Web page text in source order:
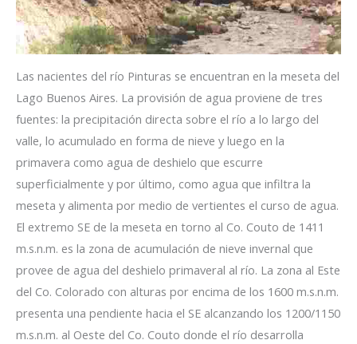
Las nacientes del río Pinturas se encuentran en la meseta del
Lago Buenos Aires. La provisión de agua proviene de tres
fuentes: la precipitación directa sobre el río a lo largo del
valle, lo acumulado en forma de nieve y luego en la
primavera como agua de deshielo que escurre
superficialmente y por último, como agua que infiltra la
meseta y alimenta por medio de vertientes el curso de agua.
El extremo SE de la meseta en torno al Co. Couto de 1411
m.s.n.m. es la zona de acumulación de nieve invernal que
provee de agua del deshielo primaveral al río. La zona al Este
del Co. Colorado con alturas por encima de los 1600 m.s.n.m.
presenta una pendiente hacia el SE alcanzando los 1200/1150
m.s.n.m. al Oeste del Co. Couto donde el río desarrolla